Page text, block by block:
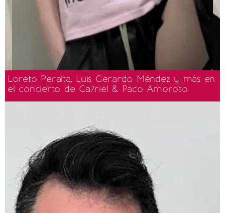
Loreto Peralta, Luis Gerardo Méndez y más en
el concierto de Ca7riel & Paco Amoroso